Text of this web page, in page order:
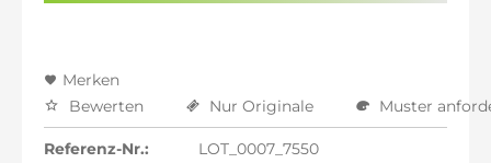
Merken
Bewerten
Nur Originale Muster
Referenz-Nr.:
LOT_0007_7550